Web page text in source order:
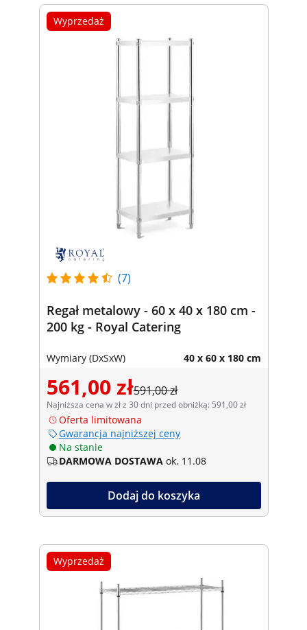
Wyprzedaż
(7)
Regał metalowy - 60 x 40 x 180 cm -
200 kg - Royal Catering
Wymiary (DxSxW) 40 x 60 x 180 cm
561,00 zł591,00 zł
Najniższa cena w zł z 30 dni przed obniżką: 591,00 zł
Oferta limitowana
Gwarancja najniższej ceny
Na stanie
DARMOWA DOSTAWA ok. 11.08
Dodaj do koszyka
Wyprzedaż